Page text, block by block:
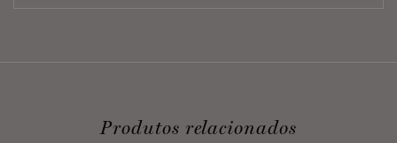
Produtos relacionados